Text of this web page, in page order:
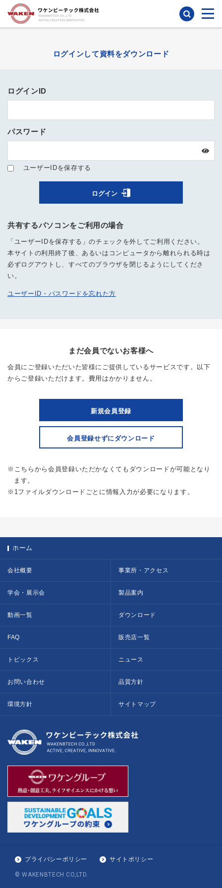
検索
ログインして資料をダウンロード
ログインID
パスワード
ユーザーIDを保存する
ログイン
共有するパソコンをご利用の場合
「ユーザーIDを保存する」のチェックを外してご利用ください。
本サイトの利用終了後、あるいはコンピュータから離れられる時は
必ずログアウトし、すべてのブラウザを閉じるようにしてくださ
い。
ユーザーID・パスワードを忘れた方
まだ会員でないお客様へ
会員にご登録いただいた皆様にご提供しているサービスです。以下
からご登録いただけます。費用はかかりません。
新規会員登録
会員登録せずにダウンロード
※こちらから会員登録いただかなくてもダウンロードが可能となり
ます。
※1ファイルダウンロードごとに情報入力が必要になります。
ホーム
会社概要 事業所・アクセス
学会・展示会 製品案内
動画一覧 ダウンロード
FAQ 販売店一覧
トピックス ニュース
お問い合わせ 品質方針
環境方針 サイトマップ
プライバシーポリシー サイトポリシー
© WAKENBTECH CO,LTD.